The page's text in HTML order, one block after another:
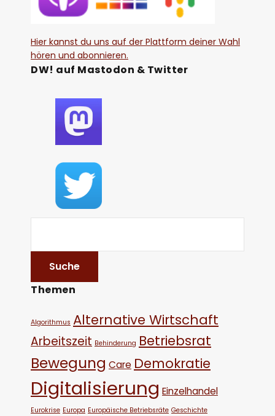
Hier kannst du uns auf der Plattform deiner Wahl
hören und abonnieren.
DW! auf Mastodon & Twitter
Themen
Algorithmus Alternative Wirtschaft
Arbeitszeit Behinderung Betriebsrat
Bewegung Care Demokratie
Digitalisierung Einzelhandel
Eurokrise Europa Europäische Betriebsräte Geschichte